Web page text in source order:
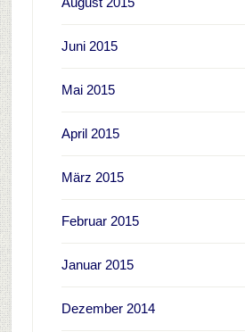
Juni 2015
Mai 2015
April 2015
März 2015
Februar 2015
Januar 2015
Dezember 2014